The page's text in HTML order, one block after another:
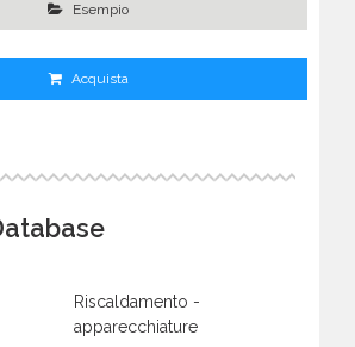
Esempio
Acquista
Riscaldamento -
apparecchiature